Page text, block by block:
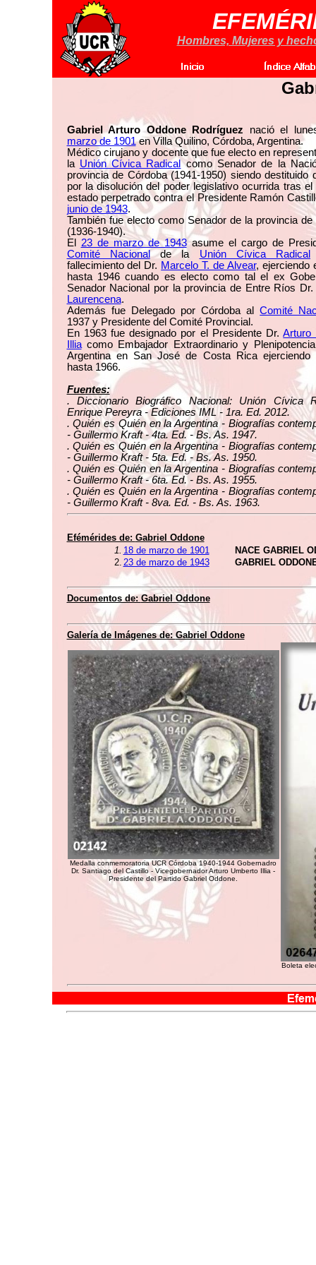
Hombres, Mujeres y
Gabriel Arturo Oddone Rodríguez nació el
marzo de 1901en Villa Quilino, Córdoba, Argentina.
Médico cirujano y docente que fue electo en
la Unión Cívica Radicalcomo Senador de la
provincia de Córdoba (1941-1950) siendo destituido
por la disolución del poder legislativo ocurrida tras el
estado perpetrado contra el Presidente Ramón
junio de 1943.
También fue electo como Senador de la provincia de
(1936-1940).
El 23 de marzo de 1943asume el cargo de
Comité Nacionalde la Unión Cívica Radical
fallecimiento del Dr. Marcelo T. de Alvear, ejerciendo
hasta 1946 cuando es electo como tal el ex
Senador Nacional por la provincia de Entre Ríos
Laurencena.
Además fue Delegado por Córdoba alComité
1937 y Presidente del Comité Provincial.
En 1963 fue designado por el Presidente Dr.Arturo
Illiacomo Embajador Extraordinario y
Argentina en San José de Costa Rica ejerciendo
hasta 1966.
Fuentes:
. Diccionario Biográfico Nacional: Unión Cívica
Enrique Pereyra - Ediciones IML - 1ra. Ed. 2012.
. Quién es Quién en la Argentina - Biografías
- Guillermo Kraft - 4ta. Ed. - Bs. As. 1947.
. Quién es Quién en la Argentina - Biografías
- Guillermo Kraft - 5ta. Ed. - Bs. As. 1950.
. Quién es Quién en la Argentina - Biografías
- Guillermo Kraft - 6ta. Ed. - Bs. As. 1955.
. Quién es Quién en la Argentina - Biografías
- Guillermo Kraft - 8va. Ed. - Bs. As. 1963.
Efémérides de: Gabriel Oddone
1. 18 de marzo de 1901
NACE GABRIEL
2. 23 de marzo de 1943 GABRIEL
Documentos de: Gabriel Oddone
Galería de Imágenes de:Gabriel Oddone
Medalla conmemoratoria UCR Córdoba 1940-1944 Gobernadro
Dr. Santiago del Castillo - Vicegobernador Arturo Umberto Illia -
Presidente del Partido Gabriel Oddone.
Boleta